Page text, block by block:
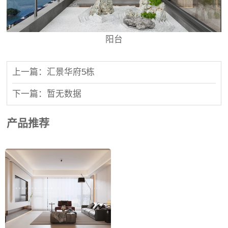
阳台
上一篇：汇景华府5栋
下一篇：暂无数据
产品推荐